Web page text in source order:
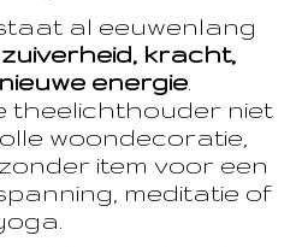
al eeuwenlang
zuiverheid, kracht,
energie
theelichthouder niet
woondecoratie,
item voor een
meditatie of